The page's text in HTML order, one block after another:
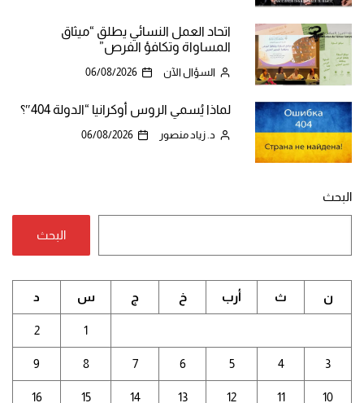
اتحاد العمل النسائي يطلق “ميثاق
المساواة وتكافؤ الفرص”
السؤال الآن 06/08/2026
لماذا يُسمي الروس أوكرانيا “الدولة 404″؟
د. زياد منصور 06/08/2026
البحث
البحث
ن ث أرب خ ج س د
1
2
3
4
5
6
7
8
9
10
11
12
13
14
15
16